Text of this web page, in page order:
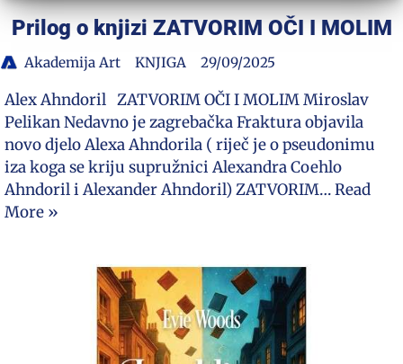
Prilog o knjizi ZATVORIM OČI I MOLIM
Akademija Art KNJIGA 29/09/2025
Alex Ahndoril ZATVORIM OČI I MOLIM Miroslav
Pelikan Nedavno je zagrebačka Fraktura objavila
novo djelo Alexa Ahndorila ( riječ je o pseudonimu
iza koga se kriju supružnici Alexandra Coehlo
Ahndoril i Alexander Ahndoril) ZATVORIM…Read
More »